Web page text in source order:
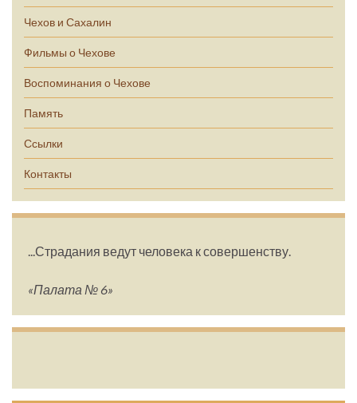
Чехов и Сахалин
Фильмы о Чехове
Воспоминания о Чехове
Память
Ссылки
Контакты
...Страдания ведут человека к совершенству.
«Палата № 6»